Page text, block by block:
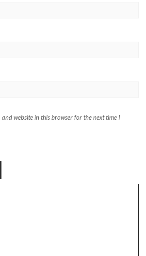
and website in this browser for the next time I